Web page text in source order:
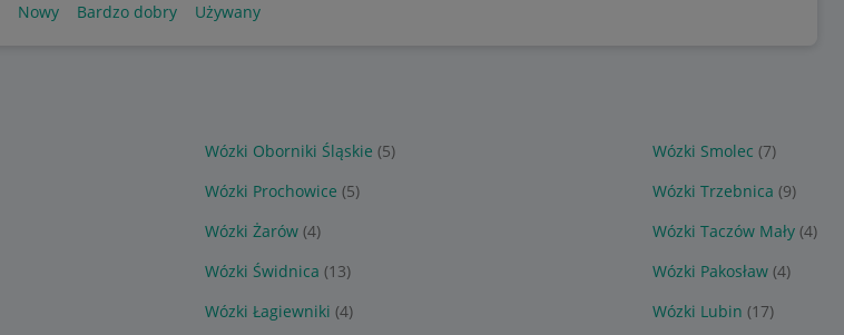
Nowy Bardzo dobry Używany
Wózki Oborniki Śląskie (5) Wózki Smolec (7)
Wózki Prochowice (5) Wózki Trzebnica (9)
Wózki Żarów (4) Wózki Taczów Mały (4)
Wózki Świdnica (13) Wózki Pakosław (4)
Wózki Łagiewniki (4) Wózki Lubin (17)